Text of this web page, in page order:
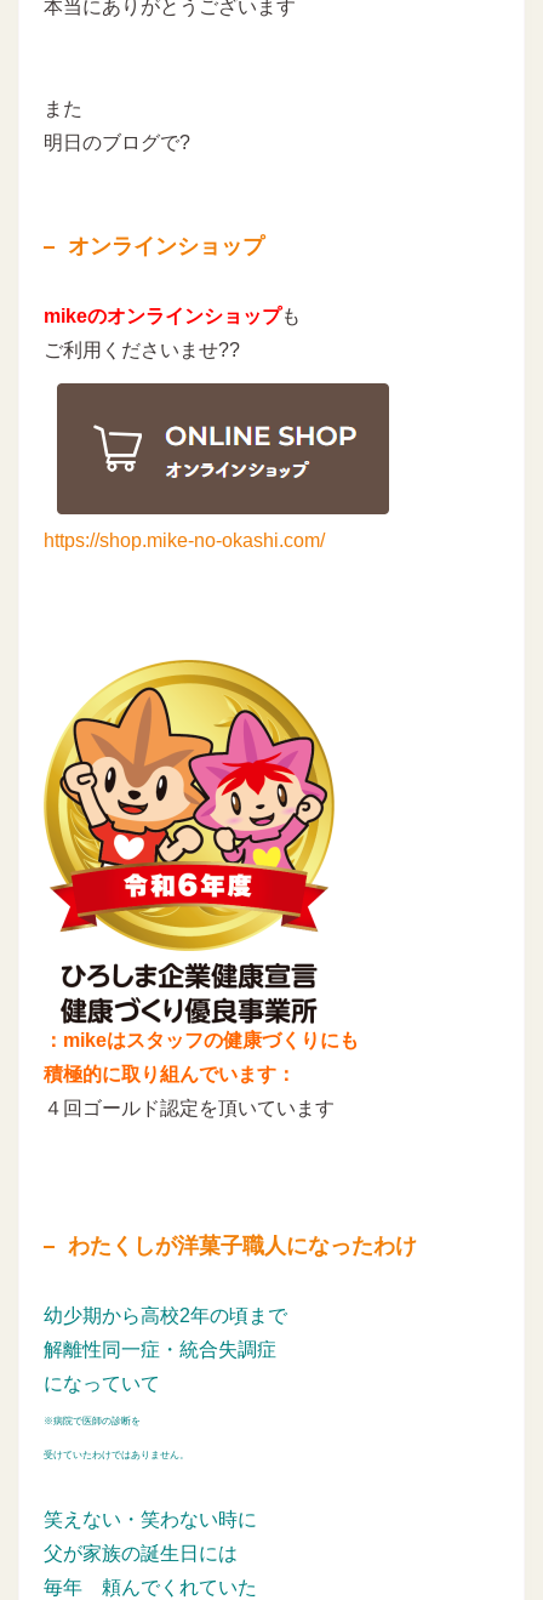
本当にありがとうございます
また
明日のブログで?
オンラインショップ
mikeのオンラインショップも
ご利用くださいませ??
https://shop.mike-no-okashi.com/
：mikeはスタッフの健康づくりにも
積極的に取り組んでいます：
４回ゴールド認定を頂いています
わたくしが洋菓子職人になったわけ
幼少期から高校2年の頃まで
解離性同一症・統合失調症
になっていて
※病院で医師の診断を
受けていたわけではありません。
笑えない・笑わない時に
父が家族の誕生日には
毎年 頼んでくれていた